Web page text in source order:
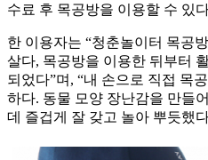
수료 후 목공방을 이용할 수 있
한 이용자는 “청춘놀이터 목공
살다, 목공방을 이용한 뒤부터
되었다”며, “내 손으로 직접 목
하다. 동물 모양 장난감을 만들
데 즐겁게 잘 갖고 놀아 뿌듯했